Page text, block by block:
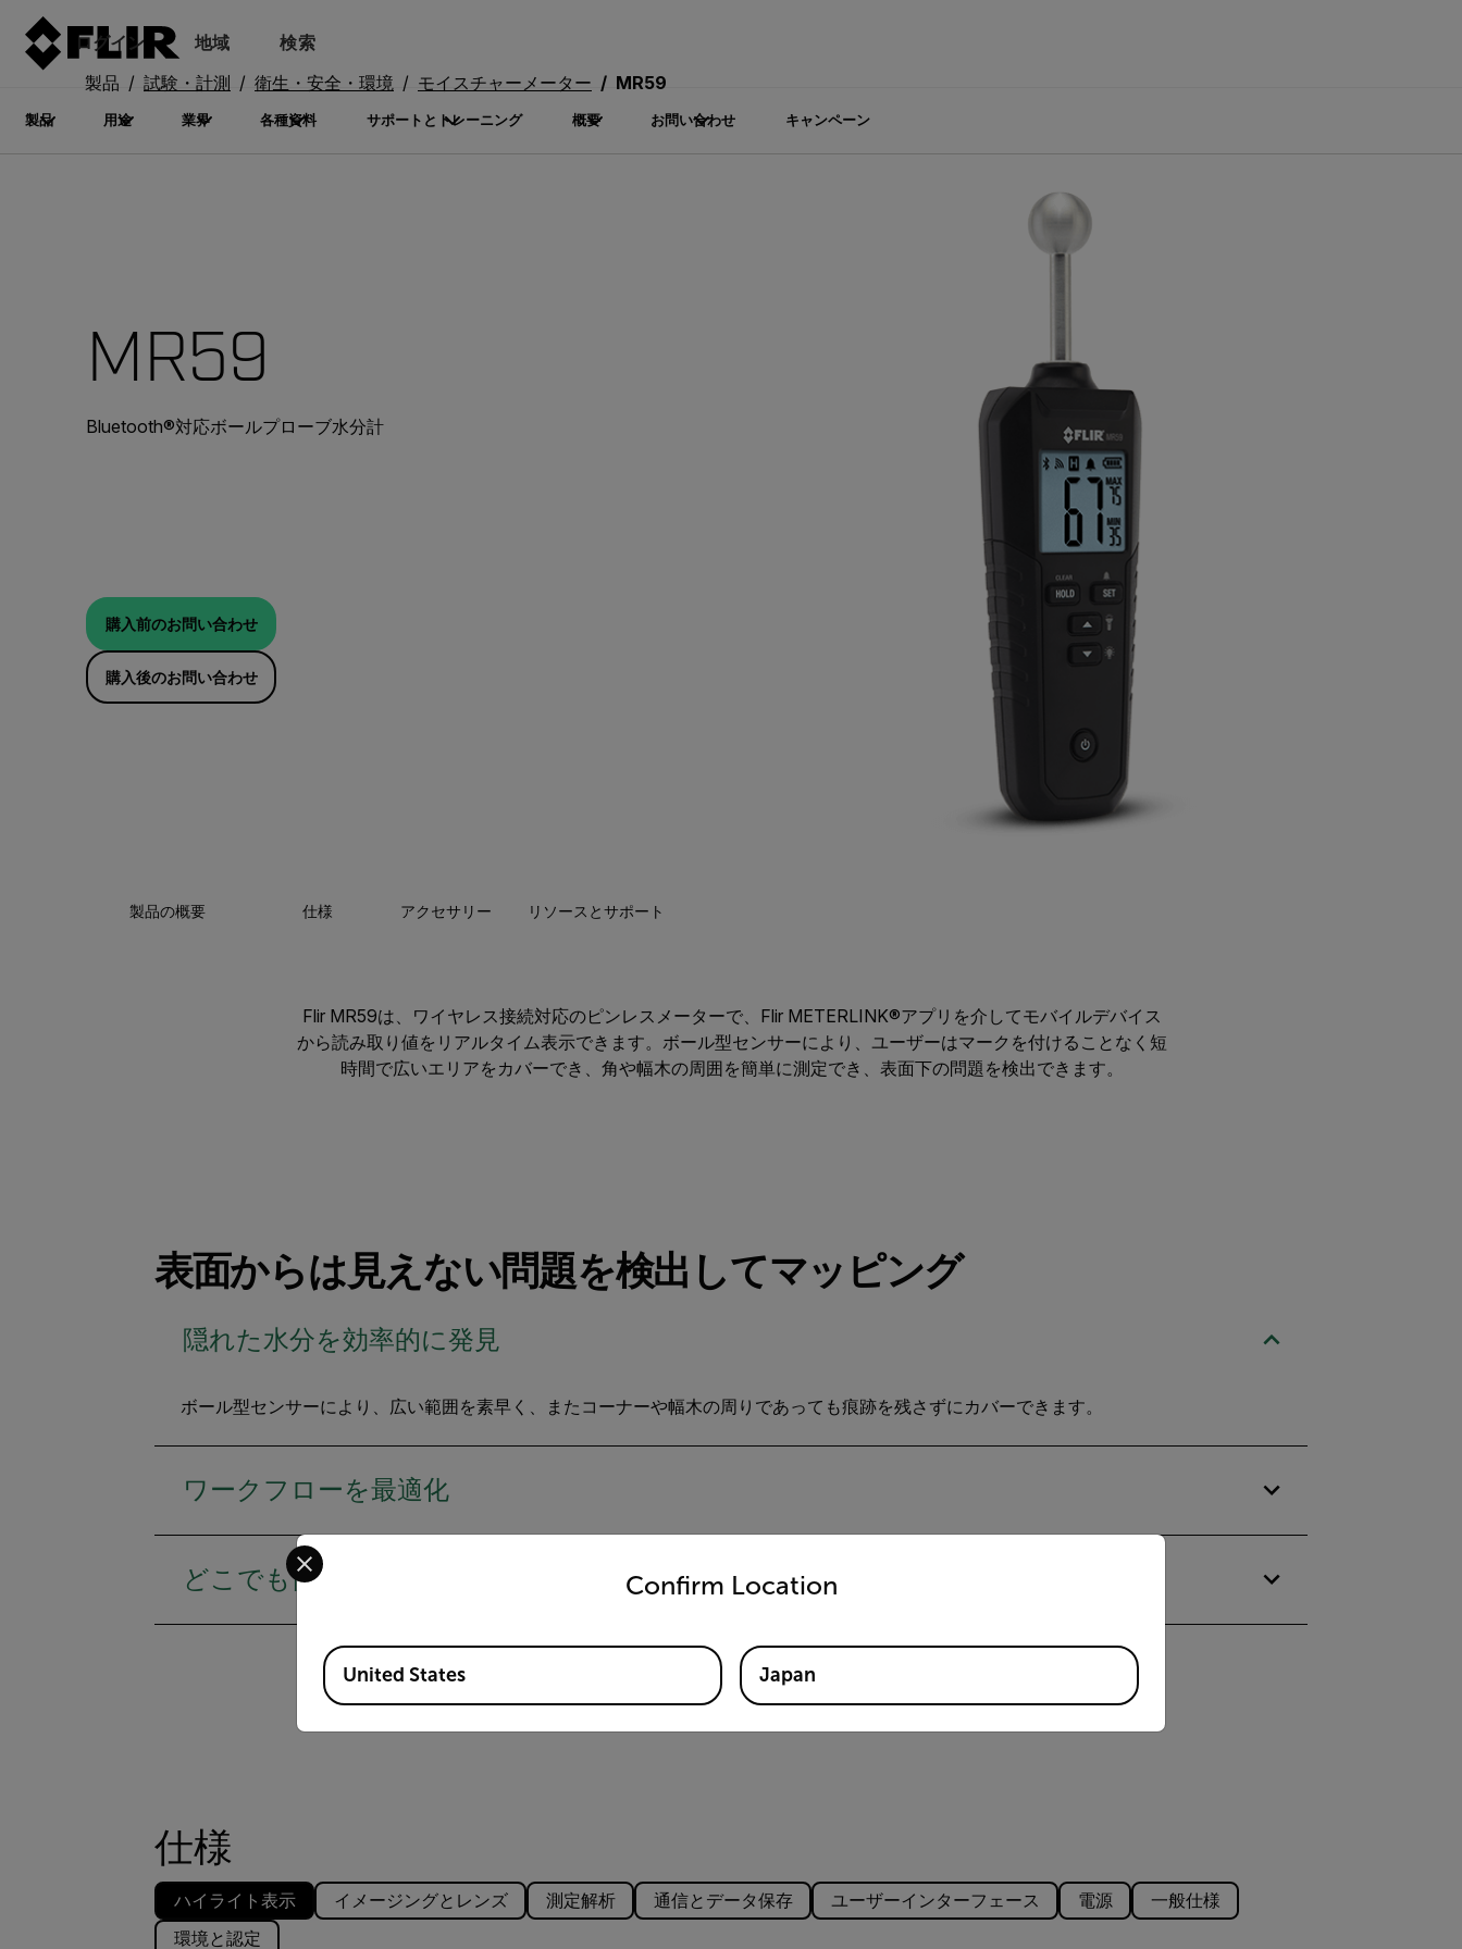
ログイン 地域 検索
製品 用途 業界 各種資料 サポートとトレーニング 概要 お問い合わせ キャンペーン
製品 試験・計測 衛生・安全・環境 モイスチャーメーター MR59
MR59
Bluetooth®対応ボールプローブ水分計
購入前のお問い合わせ
購入後のお問い合わせ
製品の概要 仕様 アクセサリー リソースとサポート
Flir MR59は、ワイヤレス接続対応のピンレスメーターで、Flir METERLINK®アプリを介してモバイルデバイス
から読み取り値をリアルタイム表示できます。ボール型センサーにより、ユーザーはマークを付けることなく短
時間で広いエリアをカバーでき、角や幅木の周囲を簡単に測定でき、表面下の問題を検出できます。
表面からは見えない問題を検出してマッピング
隠れた水分を効率的に発見
ボール型センサーにより、広い範囲を素早く、またコーナーや幅木の周りであっても痕跡を残さずにカバーできます。
ワークフローを最適化
どこでも簡単に検査
仕様
ハイライト表示 イメージングとレンズ 測定解析 通信とデータ保存 ユーザーインターフェース 電源
一般仕様
環境と認定
Confirm Location
Select your preferred country and language from the options below to access the appropriate version of our website.
Available Locations
United States Japan